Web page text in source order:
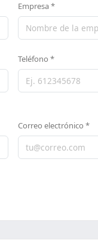
Empresa *
Teléfono *
Correo electrónico *